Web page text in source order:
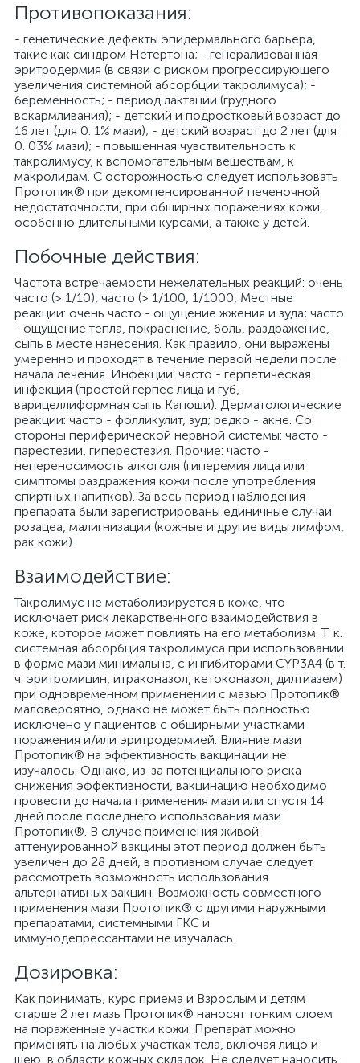
Противопоказания:
- генетические дефекты эпидермального барьера,
такие как синдром Нетертона; - генерализованная
эритродермия (в связи с риском прогрессирующего
увеличения системной абсорбции такролимуса); -
беременность; - период лактации (грудного
вскармливания); - детский и подростковый возраст до
16 лет (для 0. 1% мази); - детский возраст до 2 лет (для
0. 03% мази); - повышенная чувствительность к
такролимусу, к вспомогательным веществам, к
макролидам. С осторожностью следует использовать
Протопик® при декомпенсированной печеночной
недостаточности, при обширных поражениях кожи,
особенно длительными курсами, а также у детей.
Побочные действия:
Частота встречаемости нежелательных реакций: очень
часто (> 1/10), часто (> 1/100, 1/1000, Местные
реакции: очень часто - ощущение жжения и зуда; часто
- ощущение тепла, покраснение, боль, раздражение,
сыпь в месте нанесения. Как правило, они выражены
умеренно и проходят в течение первой недели после
начала лечения. Инфекции: часто - герпетическая
инфекция (простой герпес лица и губ,
варицеллиформная сыпь Капоши). Дерматологические
реакции: часто - фолликулит, зуд; редко - акне. Со
стороны периферической нервной системы: часто -
парестезии, гиперестезия. Прочие: часто -
непереносимость алкоголя (гиперемия лица или
симптомы раздражения кожи после употребления
спиртных напитков). За весь период наблюдения
препарата были зарегистрированы единичные случаи
розацеа, малигнизации (кожные и другие виды лимфом,
рак кожи).
Взаимодействие:
Такролимус не метаболизируется в коже, что
исключает риск лекарственного взаимодействия в
коже, которое может повлиять на его метаболизм. Т. к.
системная абсорбция такролимуса при использовании
в форме мази минимальна, с ингибиторами CYP3A4 (в т.
ч. эритромицин, итраконазол, кетоконазол, дилтиазем)
при одновременном применении с мазью Протопик®
маловероятно, однако не может быть полностью
исключено у пациентов с обширными участками
поражения и/или эритродермией. Влияние мази
Протопик® на эффективность вакцинации не
изучалось. Однако, из-за потенциального риска
снижения эффективности, вакцинацию необходимо
провести до начала применения мази или спустя 14
дней после последнего использования мази
Протопик®. В случае применения живой
аттенуированной вакцины этот период должен быть
увеличен до 28 дней, в противном случае следует
рассмотреть возможность использования
альтернативных вакцин. Возможность совместного
применения мази Протопик® с другими наружными
препаратами, системными ГКС и
иммунодепрессантами не изучалась.
Дозировка:
Как принимать, курс приема и Взрослым и детям
старше 2 лет мазь Протопик® наносят тонким слоем
на пораженные участки кожи. Препарат можно
применять на любых участках тела, включая лицо и
шею, в области кожных складок. Не следует наносить